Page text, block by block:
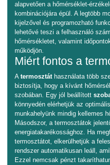
alapvetően a hőmérséklet-
kombinációjára épül. A legtöbb
kijelzővel és programozható
lehetővé teszi a felhasználó
hőmérsékletet, valamint
működjön.
Miért fontos a
A termosztáthasználata több
biztosítja, hogy a kívánt
szobában. Egy jól beállított
könnyedén elérhetjük az
munkahelyünk mindig kellemes
Másodszor, a termosztátok
energiatakarékossághoz. Ha
termosztátot, elkerülhetjük a
rendszer automatikusan leáll,
Ezzel nemcsak pénzt